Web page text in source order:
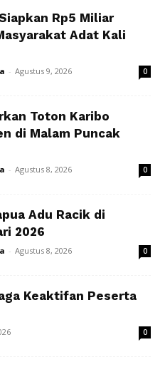
Rp5 Miliar
Adat Kali
- Agustus 9, 2026 0
Toton Karibo
di Malam Puncak
- Agustus 8, 2026 0
Adu Racik di
2026
- Agustus 8, 2026 0
Keaktifan Peserta
0